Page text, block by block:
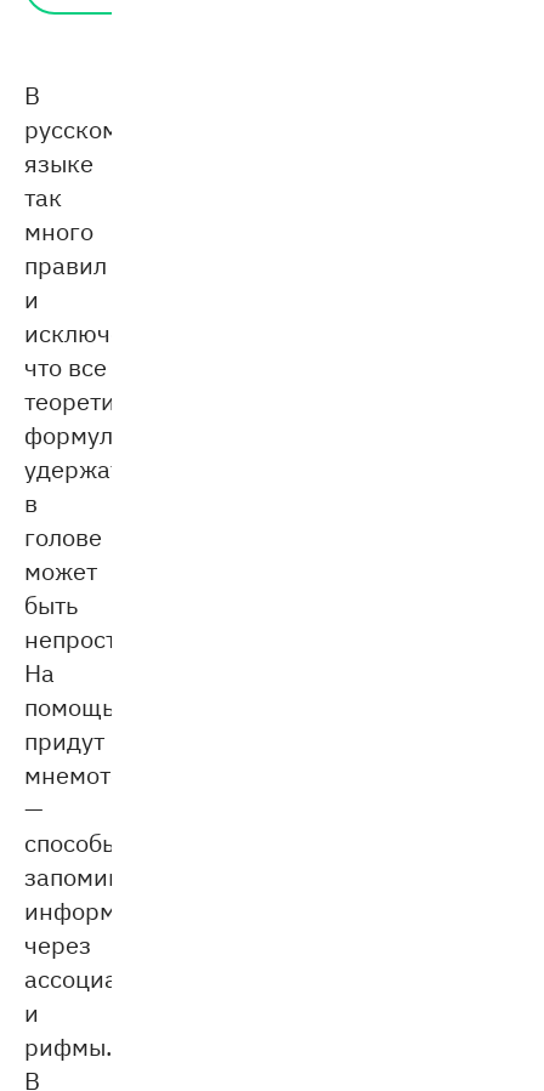
В
русском
языке
так
много
правил
и
исключений,
что все
теоретические
формулировки
удержать
в
голове
может
быть
непросто.
На
помощь
придут
мнемотехники
—
способы
запоминания
информации
через
ассоциации
и
рифмы.
В